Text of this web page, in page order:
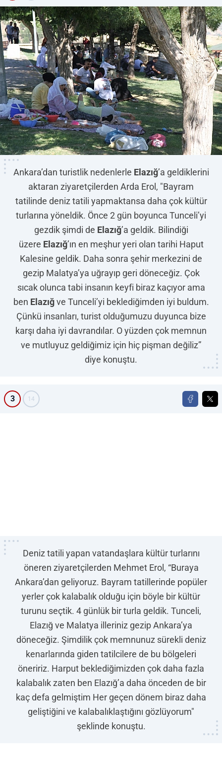
Ankara’dan turistlik nedenlerle Elazığ’a geldiklerini
aktaran ziyaretçilerden Arda Erol, "Bayram
tatilinde deniz tatili yapmaktansa daha çok kültür
turlarına yöneldik. Önce 2 gün boyunca Tunceli’yi
gezdik şimdi de Elazığ’a geldik. Bilindiği
üzere Elazığ’ın en meşhur yeri olan tarihi Haput
Kalesine geldik. Daha sonra şehir merkezini de
gezip Malatya’ya uğrayıp geri döneceğiz. Çok
sıcak olunca tabi insanın keyfi biraz kaçıyor ama
ben Elazığve Tunceli’yi beklediğimden iyi buldum.
Çünkü insanları, turist olduğumuzu duyunca bize
karşı daha iyi davrandılar. O yüzden çok memnun
ve mutluyuz geldiğimiz için hiç pişman değiliz”
diye konuştu.
3 14
Deniz tatili yapan vatandaşlara kültür turlarını
öneren ziyaretçilerden Mehmet Erol, “Buraya
Ankara’dan geliyoruz. Bayram tatillerinde popüler
yerler çok kalabalık olduğu için böyle bir kültür
turunu seçtik. 4 günlük bir turla geldik. Tunceli,
Elazığ ve Malatya illeriniz gezip Ankara’ya
döneceğiz. Şimdilik çok memnunuz sürekli deniz
kenarlarında giden tatilcilere de bu bölgeleri
öneririz. Harput beklediğimizden çok daha fazla
kalabalık zaten ben Elazığ’a daha önceden de bir
kaç defa gelmiştim Her geçen dönem biraz daha
geliştiğini ve kalabalıklaştığını gözlüyorum"
şeklinde konuştu.